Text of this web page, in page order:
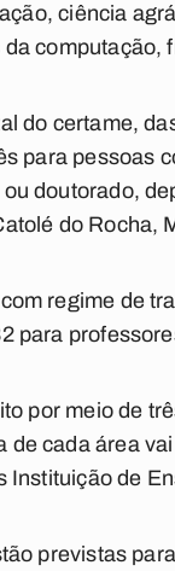
ciência
computação,
do certame,
para pessoas
doutorado,
do Rocha,
regime de
para
por meio de
de cada área
Instituição de
previstas